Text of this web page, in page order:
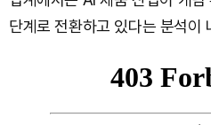
단계로 전환하고 있다는 분석이